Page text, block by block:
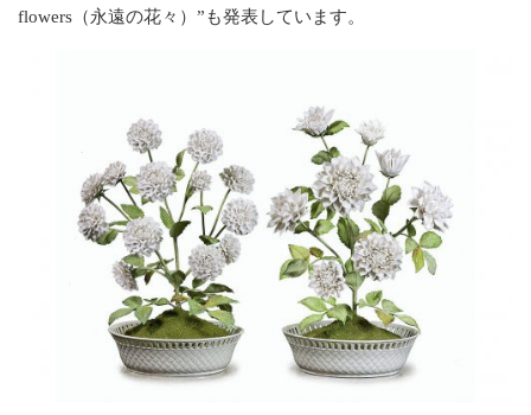
flowers（永遠の花々）”も発表しています。